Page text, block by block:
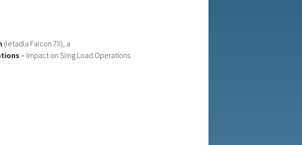
(letadla Falcon 7X), a
– Impact on Sling Load Operations.